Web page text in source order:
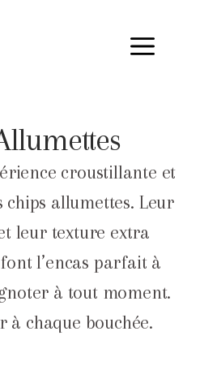
croustillante et
chips allumettes. Leur
leur texture extra
l’encas parfait à
à tout moment.
à chaque bouchée.